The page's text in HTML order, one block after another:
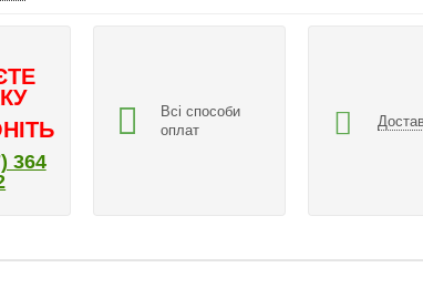
364
Всі способи
оплат